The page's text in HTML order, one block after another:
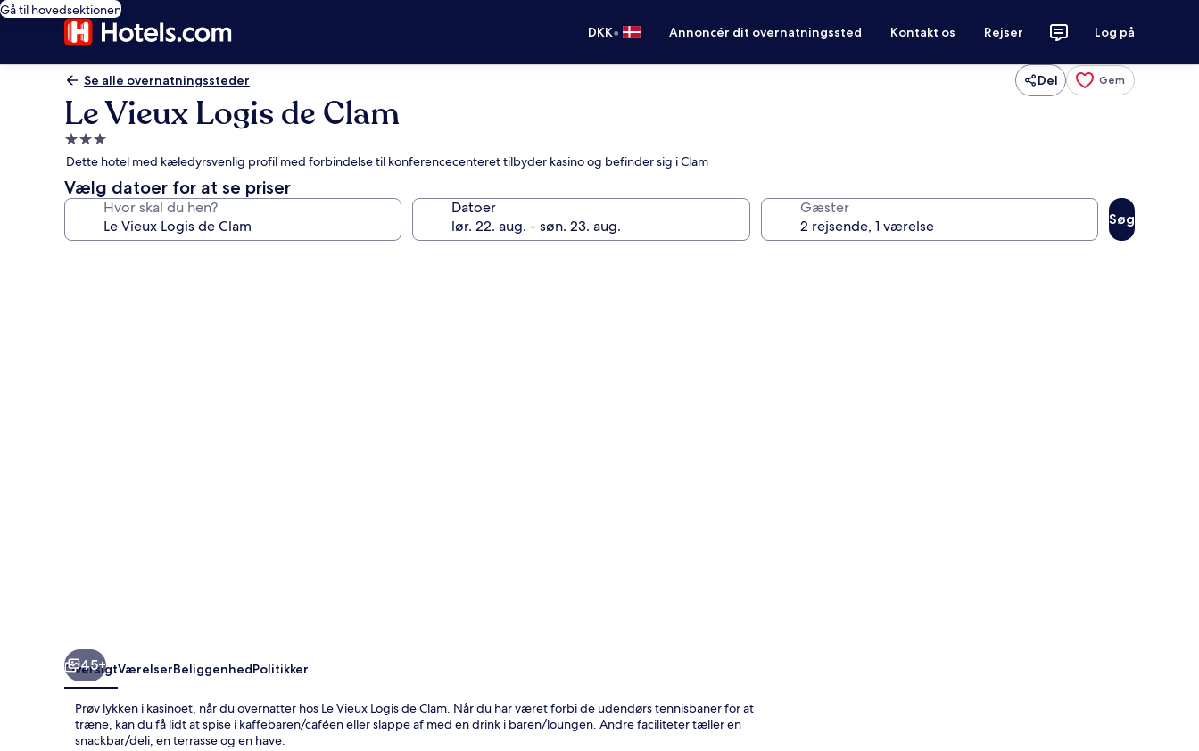
Gå til hovedsektionen
DKK• Annoncér dit overnatningssted Kontakt os Rejser Log på
Se alle overnatningssteder Del Gem
Le Vieux Logis de Clam
3.0-
stjernet
overnatningssted
Dette hotel med kæledyrsvenlig profil med forbindelse til konferencecenteret tilbyder kasino og befinder sig i Clam
Vælg datoer for at se priser
Hvor skal du hen? Datoer Gæster
Søg
45+
OversigtVærelserBeliggenhedPolitikker
Prøv lykken i kasinoet, når du overnatter hos Le Vieux Logis de Clam. Når du har været forbi de udendørs tennisbaner for at
træne, kan du få lidt at spise i kaffebaren/caféen eller slappe af med en drink i baren/loungen. Andre faciliteter tæller en
snackbar/deli, en terrasse og en have.